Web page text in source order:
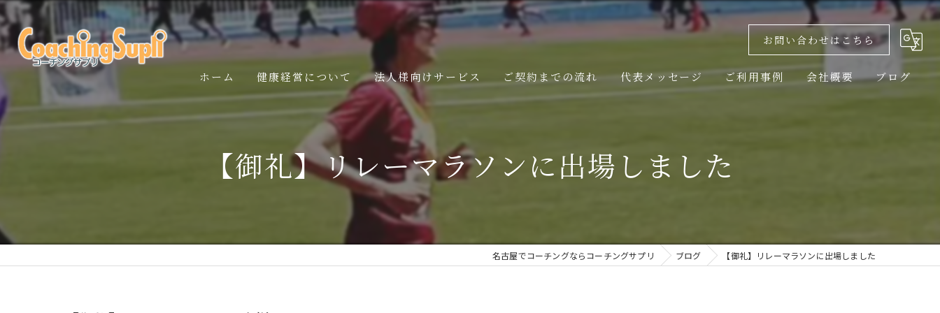
お問い合わせはこちら
ホーム 健康経営について 法人様向けサービス
能力開発・組織活性化のコーチング
よくある質問
オーダーメイドの社員研修・セミナー
社員面談・相談窓口
健康経営・健康づくりのサポート
ご契約までの流れ 代表メッセージ ご利用事例 会社概要 ブログ
【御礼】リレーマラソンに出場しました
名古屋でコーチングならコーチングサプリ ブログ 【御礼】リレーマラソンに出場しました